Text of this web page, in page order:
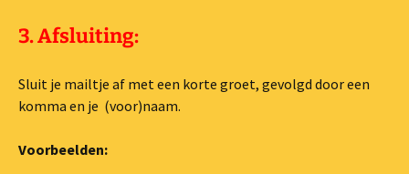
3. Afsluiting:
Sluit je mailtje af met een korte groet, gevolgd door een
komma en je (voor)naam.
Voorbeelden: